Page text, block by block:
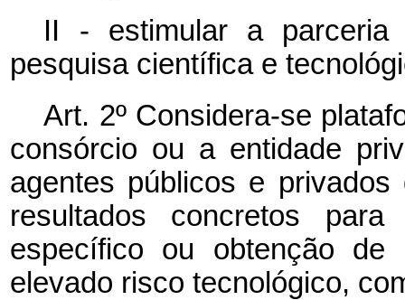
II - estimular a parceria
pesquisa científica e
Art. 2º Considera-se
consórcio ou a entidade
agentes públicos e
resultados concretos
específico ou obtenção
elevado risco tecnológico,